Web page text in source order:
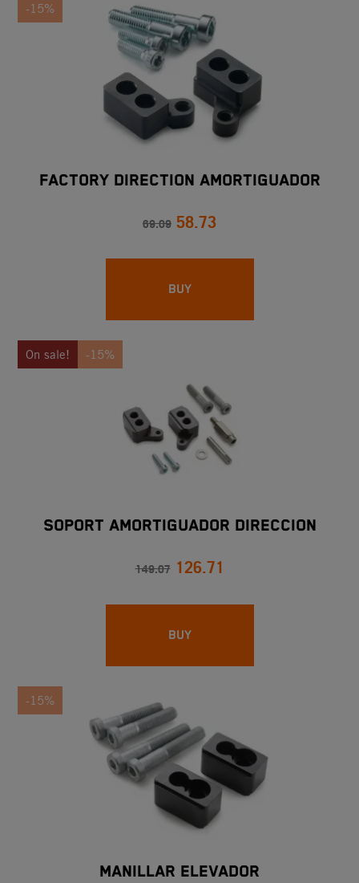
-15%
FACTORY DIRECTION AMORTIGUADOR
69.09 58.73
BUY
On sale! -15%
SOPORT AMORTIGUADOR DIRECCION
149.07 126.71
BUY
-15%
MANILLAR ELEVADOR